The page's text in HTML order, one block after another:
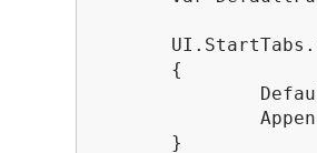
		AppendCode();